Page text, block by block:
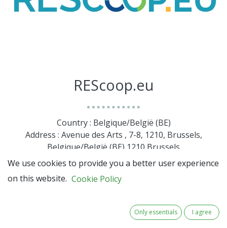
REScoop.eu
Country : Belgique/België (BE)
Address : Avenue des Arts , 7-8, 1210, Brussels,
Belgique/België (BE) 1210 Brussels
We use cookies to provide you a better user experience
on this website. Cookie Policy
Only essentials I agree